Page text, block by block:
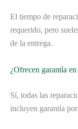
El tiempo de
requerido, pero
de la entrega.
¿Ofrecen garantía
Sí, todas las
incluyen garantía